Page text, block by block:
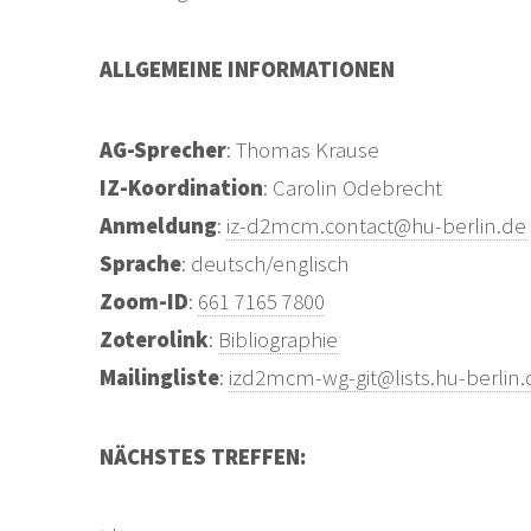
ALLGEMEINE INFORMATIONEN
AG-Sprecher: Thomas Krause
IZ-Koordination: Carolin Odebrecht
Anmeldung: iz-d2mcm.contact@hu-berlin.de
Sprache: deutsch/englisch
Zoom-ID: 661 7165 7800
Zoterolink: Bibliographie
Mailingliste: izd2mcm-wg-git@lists.hu-
NÄCHSTES TREFFEN: